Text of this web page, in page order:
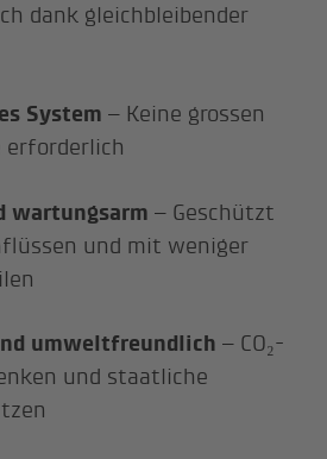
dank gleichbleibender
System – Keine grossen
erforderlich
wartungsarm – Geschützt
und mit weniger
umweltfreundlich – CO₂-
und staatliche